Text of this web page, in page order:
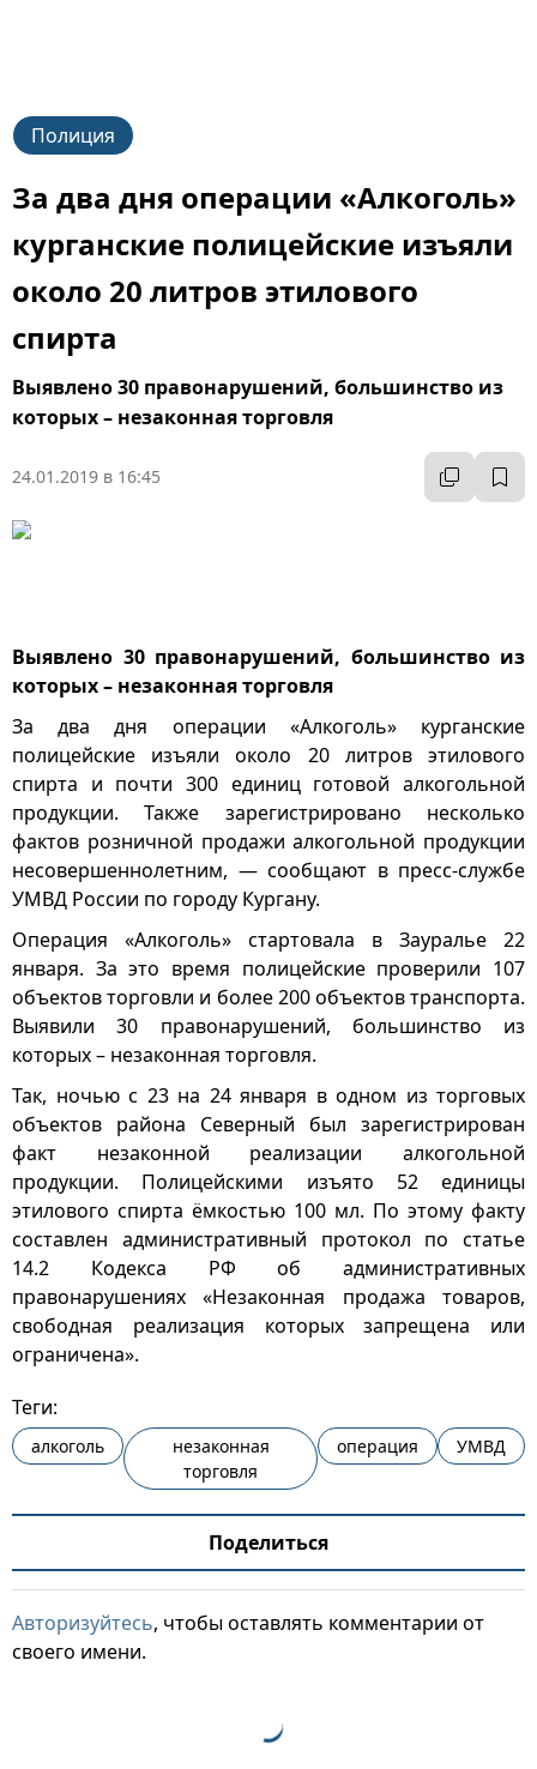
Полиция
За два дня операции «Алкоголь»
курганские полицейские изъяли
около 20 литров этилового
спирта
Выявлено 30 правонарушений, большинство из
которых – незаконная торговля
24.01.2019 в 16:45
Выявлено 30 правонарушений, большинство из
которых – незаконная торговля
За два дня операции «Алкоголь» курганские
полицейские изъяли около 20 литров этилового
спирта и почти 300 единиц готовой алкогольной
продукции. Также зарегистрировано несколько
фактов розничной продажи алкогольной продукции
несовершеннолетним, — сообщают в пресс-службе
УМВД России по городу Кургану.
Операция «Алкоголь» стартовала в Зауралье 22
января. За это время полицейские проверили 107
объектов торговли и более 200 объектов транспорта.
Выявили 30 правонарушений, большинство из
которых – незаконная торговля.
Так, ночью с 23 на 24 января в одном из торговых
объектов района Северный был зарегистрирован
факт незаконной реализации алкогольной
продукции. Полицейскими изъято 52 единицы
этилового спирта ёмкостью 100 мл. По этому факту
составлен административный протокол по статье
14.2 Кодекса РФ об административных
правонарушениях «Незаконная продажа товаров,
свободная реализация которых запрещена или
ограничена».
Теги:
алкоголь
незаконная
торговля
операция УМВД
Поделиться
Авторизуйтесь, чтобы оставлять комментарии от
своего имени.